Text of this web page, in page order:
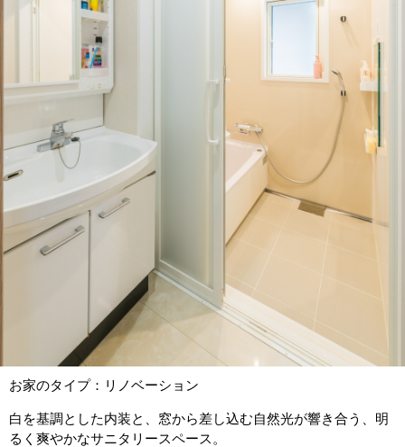
お家のタイプ：リノベーション
白を基調とした内装と、窓から差し込む自然光が響き合う、明
るく爽やかなサニタリースペース。